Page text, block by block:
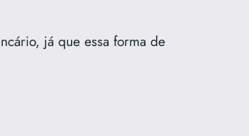
já que essa forma de